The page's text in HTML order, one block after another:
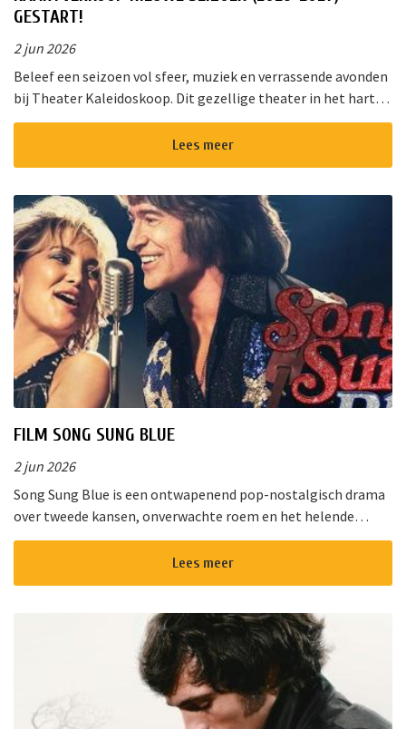
GESTART!
2 jun 2026
Beleef een seizoen vol sfeer, muziek en verrassende avonden
bij Theater Kaleidoskoop. Dit gezellige theater in het hart
van Nieuwkoop biedt een gevarieerd programma voor jong
Lees meer
FILM SONG SUNG BLUE
2 jun 2026
Song Sung Blue is een ontwapenend pop-nostalgisch drama
over tweede kansen, onverwachte roem en het helende
vermogen van muziek. Van de diepe gloed van “Cracklin&rsq...
Lees meer